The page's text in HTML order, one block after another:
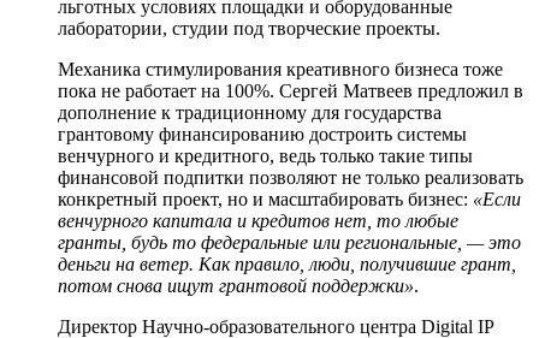
льготных условиях площадки и оборудованные
лаборатории, студии под творческие проекты.
Механика стимулирования креативного бизнеса тоже
пока не работает на 100%. Сергей Матвеев предложил в
дополнение к традиционному для государства
грантовому финансированию достроить системы
венчурного и кредитного, ведь только такие типы
финансовой подпитки позволяют не только реализовать
конкретный проект, но и масштабировать бизнес: «Если
венчурного капитала и кредитов нет, то любые
гранты, будь то федеральные или региональные, — это
деньги на ветер. Как правило, люди, получившие грант,
потом снова ищут грантовой поддержки».
Директор Научно-образовательного центра Digital IP